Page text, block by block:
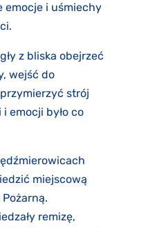
emocje i uśmiechy
z bliska obejrzeć
wejść do
strój
emocji było co
miejscową
remizę,